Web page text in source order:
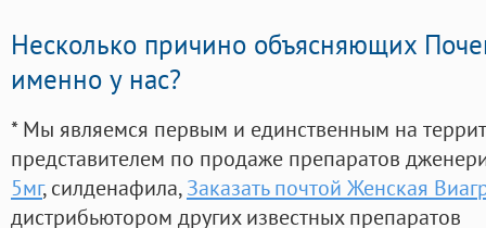
Несколько причино объясняющих
именно у нас?
* Мы являемся первым и единственным на
представителем по продаже препаратов
5мг, силденафила, Заказать почтой Женская
дистрибьютором других известных препаратов